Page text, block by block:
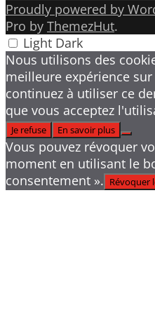
Proudly powered by
Pro by ThemezHut.
Light Dark
Nous utilisons des
meilleure expérience
continuez à utiliser ce
que vous acceptez
Je refuse
En savoir plus
Vous pouvez révoquer
moment en utilisant le
consentement ». Révoquer